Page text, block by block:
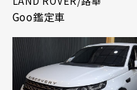
Goo鑑定車